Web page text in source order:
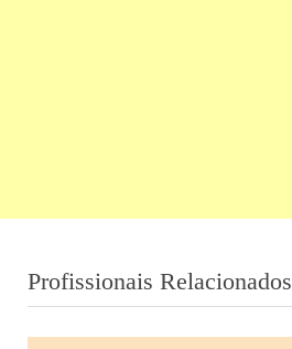
Profissionais Relacionados